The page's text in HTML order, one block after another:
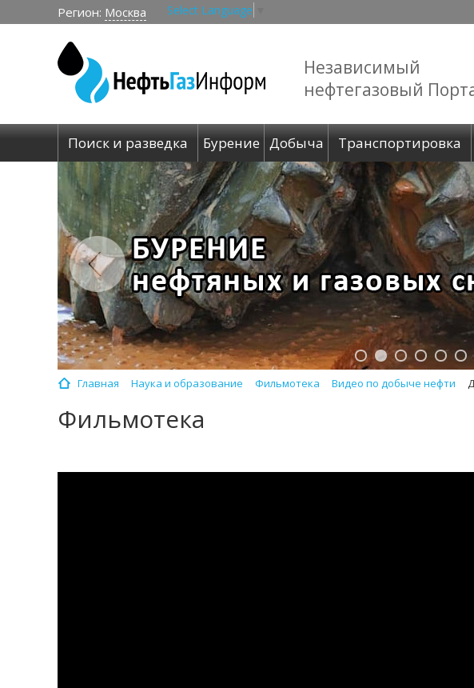
Регион: Москва Select Language
Независимый
нефтегазовый
Поиск и разведка Бурение Добыча Транспортировка
Главная Наука и образование Фильмотека Видео по добыче нефти
Фильмотека